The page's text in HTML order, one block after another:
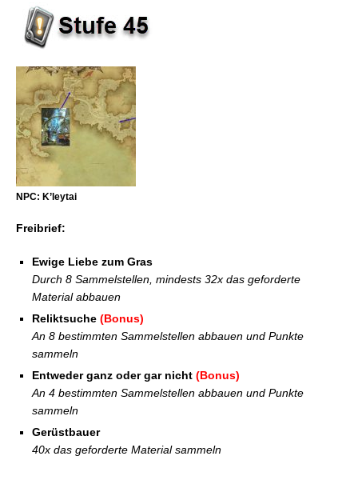
NPC: K’leytai
Freibrief:
Ewige Liebe zum Gras
Durch 8 Sammelstellen, mindests 32x das geforderte
Material abbauen
Reliktsuche (Bonus)
An 8 bestimmten Sammelstellen abbauen und Punkte
sammeln
Entweder ganz oder gar nicht (Bonus)
An 4 bestimmten Sammelstellen abbauen und Punkte
sammeln
Gerüstbauer
40x das geforderte Material sammeln